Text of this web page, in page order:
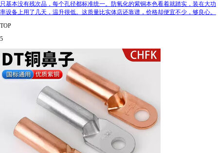
只基本没有残次品，每个孔径都标准统一。防氧化的紫铜本色看着就踏实，装在大功
率设备上用了几天，温升很低。这质量比实体店还靠谱，价格却便宜不少，够良心。
TOP
5